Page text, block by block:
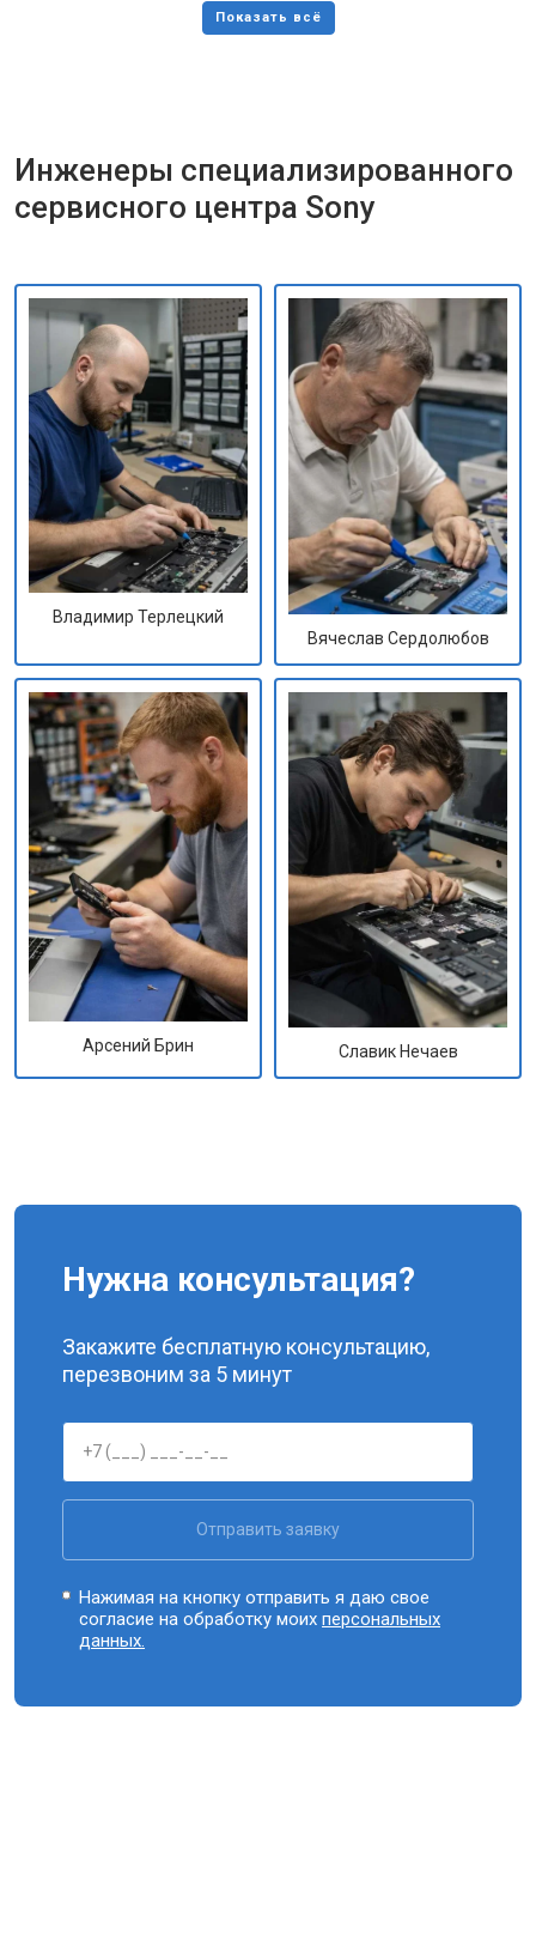
Инженеры специализированного
сервисного центра Sony
Владимир Терлецкий
Вячеслав Сердолюбов
Арсений Брин Славик Нечаев
Нужна консультация?
Закажите бесплатную консультацию,
перезвоним за 5 минут
Отправить заявку
Нажимая на кнопку отправить я даю свое
согласие на обработку моихперсональных
данных.